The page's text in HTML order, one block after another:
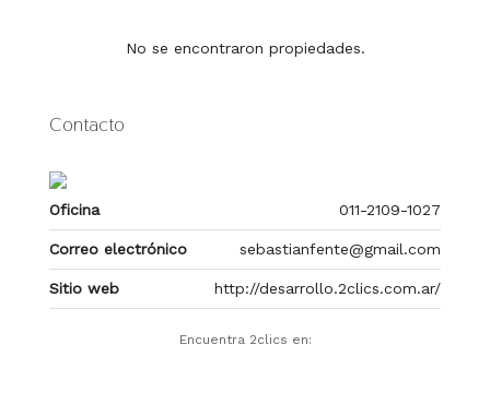
No se encontraron propiedades.
Contacto
Oficina 011-2109-1027
Correo electrónico sebastianfente@gmail.com
Sitio web http://desarrollo.2clics.com.ar/
Encuentra 2clics en: